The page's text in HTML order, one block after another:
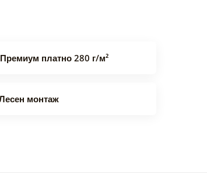
Премиум платно 280 г/м²
монтаж